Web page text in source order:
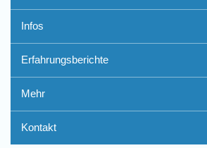
Freiwilligenarbeit
-
Infos
Erfahrungsberichte
Mehr
Kontakt